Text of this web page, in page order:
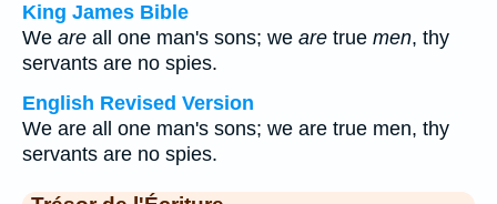
King James Bible
We are all one man's sons; we are true men, thy
servants are no spies.
English Revised Version
We are all one man's sons; we are true men, thy
servants are no spies.